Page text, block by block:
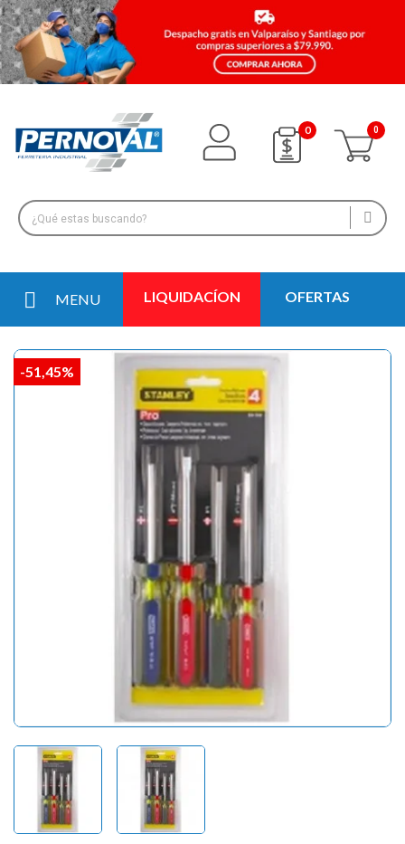
0
MENU LIQUIDACÍON OFERTAS
-51,45%